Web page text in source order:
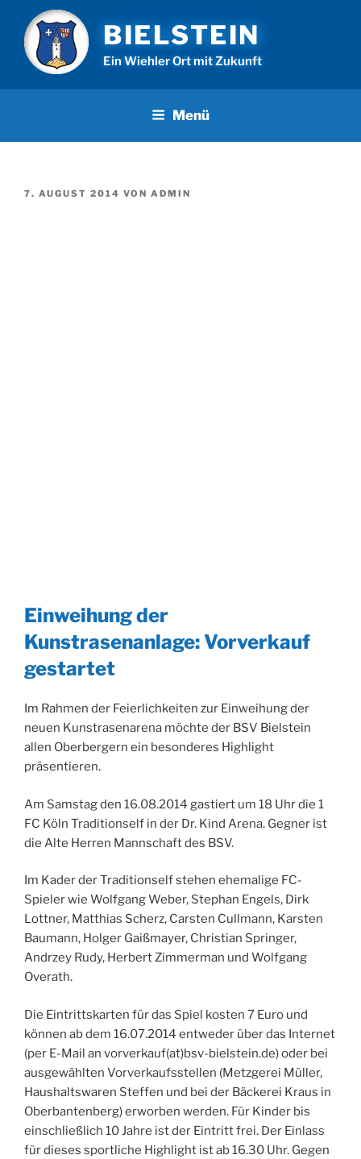
Inhalt
springen
BIELSTEIN
Ein Wiehler Ort mit Zukunft
Menü
VERÖFFENTLICHT
7. AUGUST 2014 VON ADMIN
Einweihung der
Kunstrasenanlage: Vorverkauf
gestartet
Im Rahmen der Feierlichkeiten zur Einweihung der
neuen Kunstrasenarena möchte der BSV Bielstein
allen Oberbergern ein besonderes Highlight
präsentieren.
Am Samstag den 16.08.2014 gastiert um 18 Uhr die 1
FC Köln Traditionself in der Dr. Kind Arena. Gegner ist
die Alte Herren Mannschaft des BSV.
Im Kader der Traditionself stehen ehemalige FC-
Spieler wie Wolfgang Weber, Stephan Engels, Dirk
Lottner, Matthias Scherz, Carsten Cullmann, Karsten
Baumann, Holger Gaißmayer, Christian Springer,
Andrzey Rudy, Herbert Zimmerman und Wolfgang
Overath.
Die Eintrittskarten für das Spiel kosten 7 Euro und
können ab dem 16.07.2014 entweder über das Internet
(per E-Mail an vorverkauf(at)bsv-bielstein.de) oder bei
ausgewählten Vorverkaufsstellen (Metzgerei Müller,
Haushaltswaren Steffen und bei der Bäckerei Kraus in
Oberbantenberg) erworben werden. Für Kinder bis
einschließlich 10 Jahre ist der Eintritt frei. Der Einlass
für dieses sportliche Highlight ist ab 16.30 Uhr. Gegen